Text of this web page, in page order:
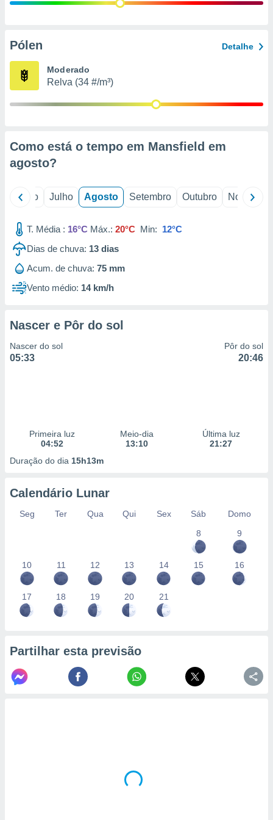
e
de
Pólen Detalhe
Moderado
Relva (34 #/m³)
Como está o tempo em Mansfield em
agosto?
Junho Julho Agosto Setembro Outubro Novembro
T. Média : 16°C Máx.: 20°C Min: 12°C
Dias de chuva: 13 dias
Acum. de chuva: 75 mm
Vento médio: 14 km/h
Nascer e Pôr do sol
Nascer do sol
05:33
Pôr do sol
20:46
Primeira luz
04:52
Meio-dia
13:10
Última luz
21:27
Duração do dia 15h13m
Calendário Lunar
Seg Ter Qua Qui Sex Sáb
Domo
8
9
10 11 12 13 14 15 16
17 18 19 20 21
Partilhar esta previsão